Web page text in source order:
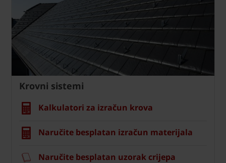
Krovni sistemi
Kalkulatori za izračun krova
Naručite besplatan izračun materijala
Naručite besplatan uzorak crijepa